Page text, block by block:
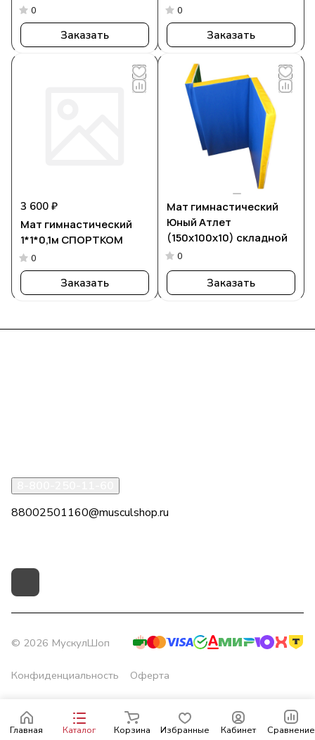
0
Заказать
0
Заказать
3 600 ₽
Мат гимнастический
1*1*0,1м СПОРТКОМ
0
Заказать
Мат гимнастический
Юный Атлет
(150х100х10) складной
0
Заказать
Главная Каталог Корзина Избранные Кабинет Сравнение
88002501160@musculshop.ru
© 2026 МускулШоп
Конфиденциальность Оферта